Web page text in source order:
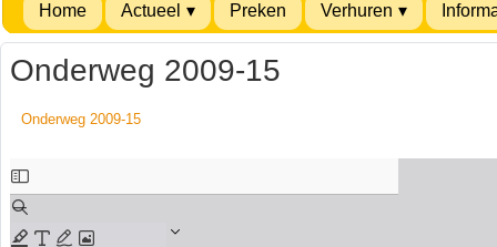
Home Actueel Preken Verhuren
Onderweg 2009-15
Onderweg 2009-15
Ga
naar
de
PDF